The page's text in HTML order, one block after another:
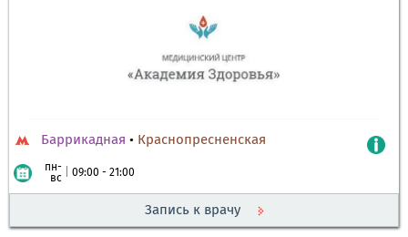
Баррикадная • Краснопресненская
пн-
вс
09:00 - 21:00
Запись к врачу